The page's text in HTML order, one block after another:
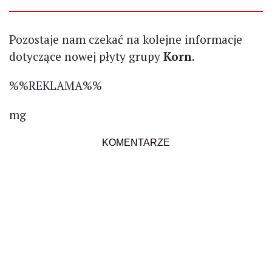
Pozostaje nam czekać na kolejne informacje
dotyczące nowej płyty grupy Korn.
%%REKLAMA%%
mg
KOMENTARZE